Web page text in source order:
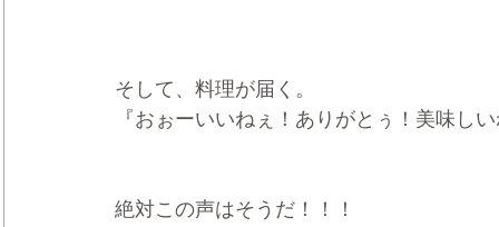
そして、料理が届く。
『おぉーいいねぇ！ありがとぅ！美味し
絶対この声はそうだ！！！